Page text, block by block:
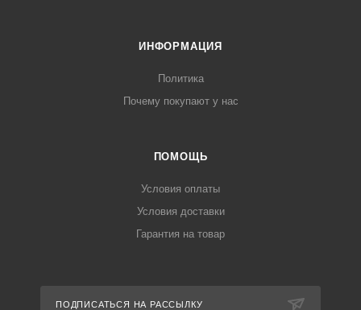
ИНФОРМАЦИЯ
Политика
Почему покупают у нас
ПОМОЩЬ
Условия оплаты
Условия доставки
Гарантия на товар
ПОДПИСАТЬСЯ НА РАССЫЛКУ